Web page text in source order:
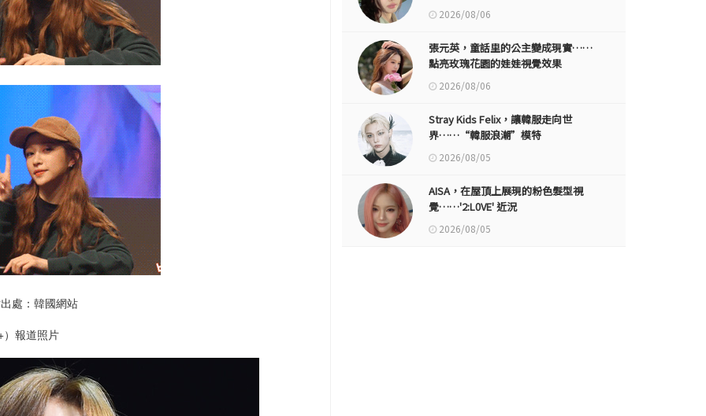
處：韓國網站
）報道照片
2026/08/06
張元英，童話里的公主變成現實……
點亮玫瑰花園的娃娃視覺效果
2026/08/06
Stray Kids Felix，讓韓服走向世
界……“韓服浪潮”模特
2026/08/05
AISA，在屋頂上展現的粉色髮型視
覺……'2:L0VE' 近況
2026/08/05